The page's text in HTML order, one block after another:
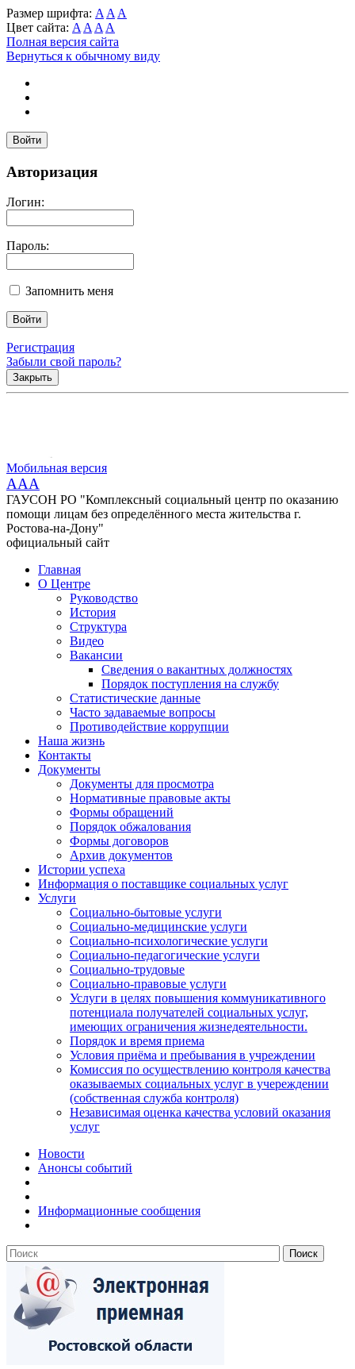
Размер шрифта: A A A
Цвет сайта: A A A A
Полная версия сайта
Вернуться к обычному виду
Войти
Авторизация
Логин:
Пароль:
Запомнить меня
Регистрация
Забыли свой пароль?
Закрыть
Мобильная версия
AAA
ГАУСОН РО "Комплексный социальный центр по оказанию
помощи лицам без определённого места жительства г.
Ростова-на-Дону"
официальный сайт
Главная
О Центре
Руководство
История
Структура
Видео
Вакансии
Сведения о вакантных должностях
Порядок поступления на службу
Статистические данные
Часто задаваемые вопросы
Противодействие коррупции
Наша жизнь
Контакты
Документы
Документы для просмотра
Нормативные правовые акты
Формы обращений
Порядок обжалования
Формы договоров
Архив документов
Истории успеха
Информация о поставщике социальных услуг
Услуги
Социально-бытовые услуги
Социально-медицинские услуги
Социально-психологические услуги
Социально-педагогические услуги
Социально-трудовые
Социально-правовые услуги
Услуги в целях повышения коммуникативного
потенциала получателей социальных услуг,
имеющих ограничения жизнедеятельности.
Порядок и время приема
Условия приёма и пребывания в учреждении
Комиссия по осуществлению контроля качества
оказываемых социальных услуг в учереждении
(собственная служба контроля)
Независимая оценка качества условий оказания
услуг
Новости
Анонсы событий
Информационные сообщения